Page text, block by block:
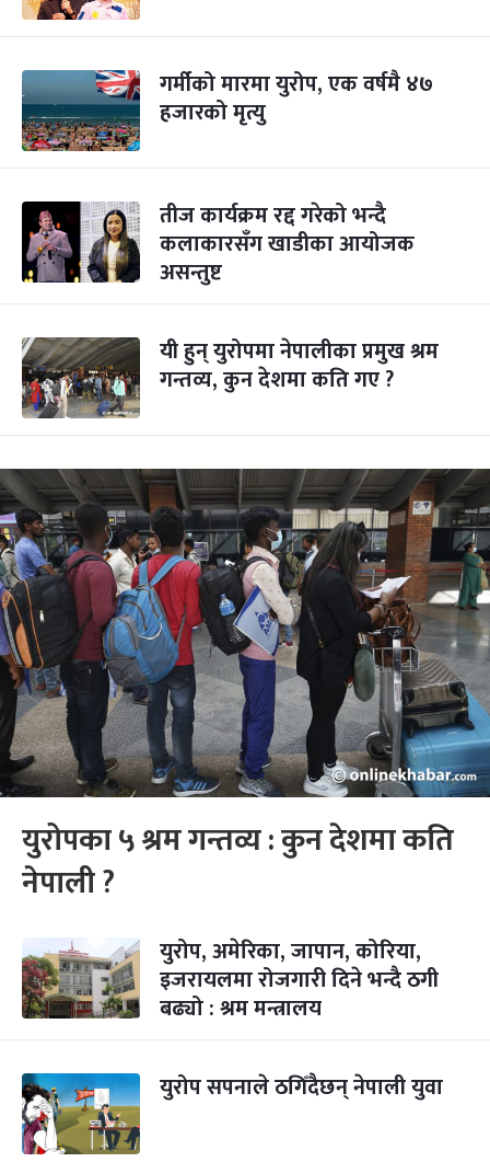
गर्मीको मारमा युरोप, एक वर्षमै ४७
हजारको मृत्यु
तीज कार्यक्रम रद्द गरेको भन्दै
कलाकारसँग खाडीका आयोजक
असन्तुष्ट
यी हुन् युरोपमा नेपालीका प्रमुख श्रम
गन्तव्य, कुन देशमा कति गए ?
युरोपका ५ श्रम गन्तव्य : कुन देशमा कति
नेपाली ?
युरोप, अमेरिका, जापान, कोरिया,
इजरायलमा रोजगारी दिने भन्दै ठगी
बढ्यो : श्रम मन्त्रालय
युरोप सपनाले ठगिँदैछन् नेपाली युवा